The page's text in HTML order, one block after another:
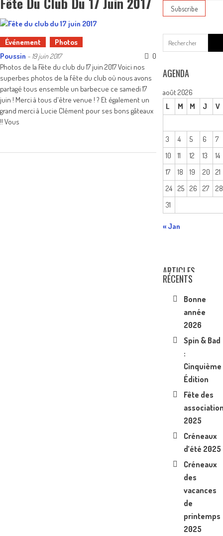
Événement
Photos
Poussin - 19 juin 2017
0
Photos de la Fête du club du 17 juin 2017 Voici nos
superbes photos de la fête du club où nous avons
partagé tous ensemble un barbecue ce samedi 17
juin ! Merci à tous d'être venue ! ? Et également un
grand merci à Lucie Clément pour ses bons gâteaux
!! Vous
for:
AGENDA
août 2026
L
M M J V
3 4 5 6
7
10
11 12 13
14
17
18 19 20
21
24 25 26 27
28
31
« Jan
ARTICLES
RÉCENTS
Bonne
année
2026
Spin & Bad
:
Cinquième
Édition
Fête des
2025
Créneaux
d’été 2025
Créneaux
des
vacances
de
printemps
2025